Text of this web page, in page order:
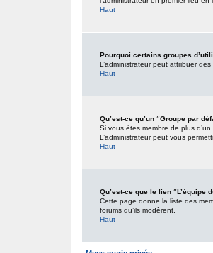
Haut
Pourquoi certains groupes
L’administrateur peut attribuer
Haut
Qu’est-ce qu’un “Groupe par
Si vous êtes membre de plus
L’administrateur peut vous
Haut
Qu’est-ce que le lien “L’équipe
Cette page donne la liste des
forums qu’ils modèrent.
Haut